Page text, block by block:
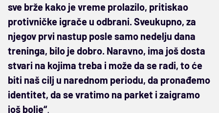
sve brže kako je vreme prolazilo, pritiskao
protivničke igrače u odbrani. Sveukupno, za
njegov prvi nastup posle samo nedelju dana
treninga, bilo je dobro. Naravno, ima još dosta
stvari na kojima treba i može da se radi, to će
biti naš cilj u narednom periodu, da pronađemo
identitet, da se vratimo na parket i zaigramo
još bolje“.